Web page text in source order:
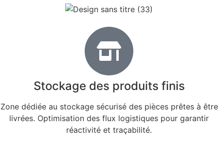
Stockage des produits finis
Zone dédiée au stockage sécurisé des pièces prêtes à être
livrées. Optimisation des flux logistiques pour garantir
réactivité et traçabilité.